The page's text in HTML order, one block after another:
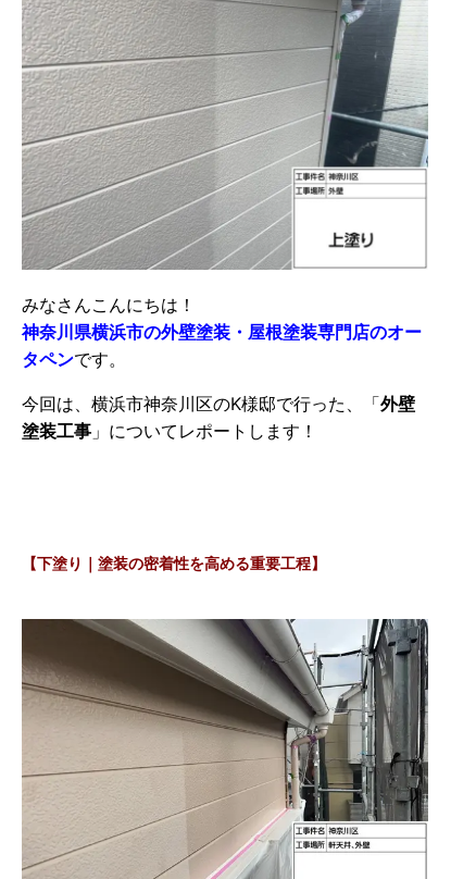
みなさんこんにちは！
神奈川県横浜市の外壁塗装・屋根塗装専門店のオー
タペンです。
今回は、横浜市神奈川区のK様邸で行った、「外壁
塗装工事 」についてレポートします！
【下塗り｜塗装の密着性を高める重要工程】